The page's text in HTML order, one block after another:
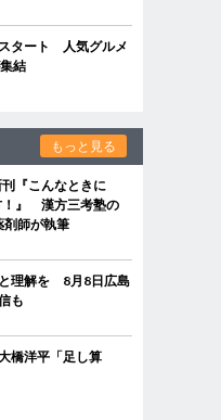
タート 人気グルメ
結
もっと見る
『こんなときに
！』 漢方三考塾の
剤師が執筆
理解を 8月8日広島
も
橋洋平「足し算